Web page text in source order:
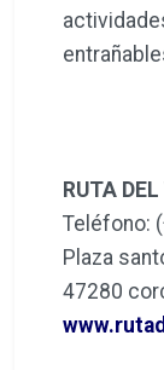
RUTA
Teléfono:
Plaza
47280